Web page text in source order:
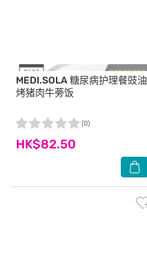
MEDI.SOLA糖尿病护理餐豉油
烤猪肉牛蒡饭
HK$82.50
(0)